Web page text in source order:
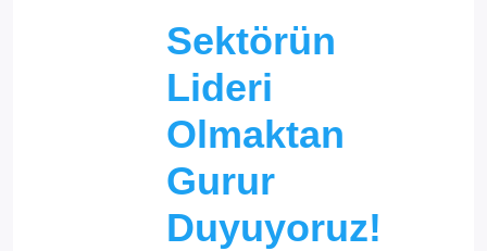
Sektörün
Lideri
Olmaktan
Gurur
Duyuyoruz!